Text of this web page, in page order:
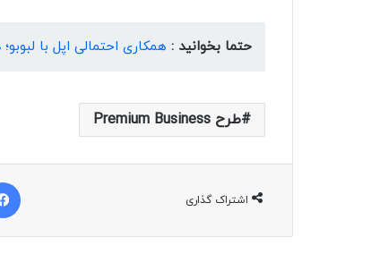
حتما بخوانید : همکاری احتمالی اپل با
طرح Premium Business
اشتراک گذاری